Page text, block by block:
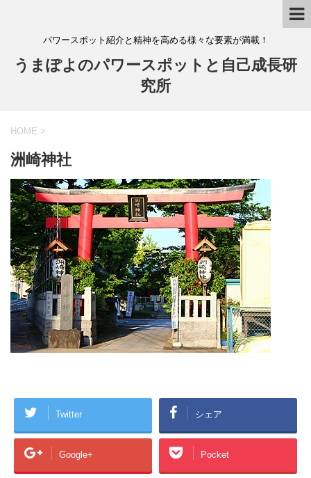
パワースポット紹介と精神を高める様々な要素が満載！
うまぽよのパワースポットと自己成長研
究所
HOME >
洲崎神社
Twitter シェア
Google+ Pocket